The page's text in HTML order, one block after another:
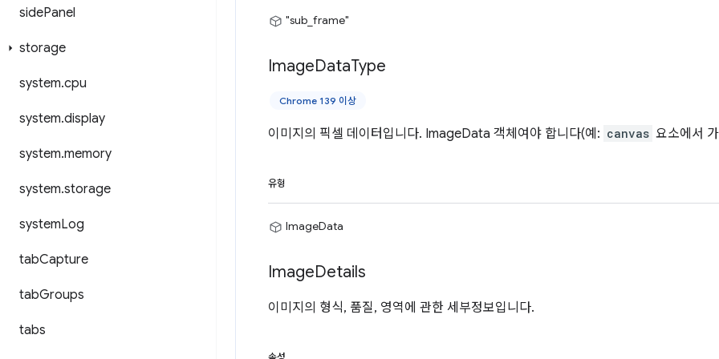
sidePanel
storage
system.cpu
system.display
system.memory
system.storage
systemLog
tabCapture
tabGroups
tabs
"sub_frame"
ImageDataType
Chrome 139 이상
이미지의 픽셀 데이터입니다. ImageData 객체여야 합니다(예: canvas 요소에서
유형
ImageData
ImageDetails
이미지의 형식, 품질, 영역에 관한 세부정보입니다.